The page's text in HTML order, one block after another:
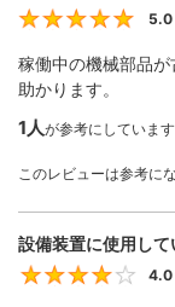
5.0
稼働中の機械部品
助かります。
1人が参考にしています
このレビューは参考に
設備装置に使用して
4.0